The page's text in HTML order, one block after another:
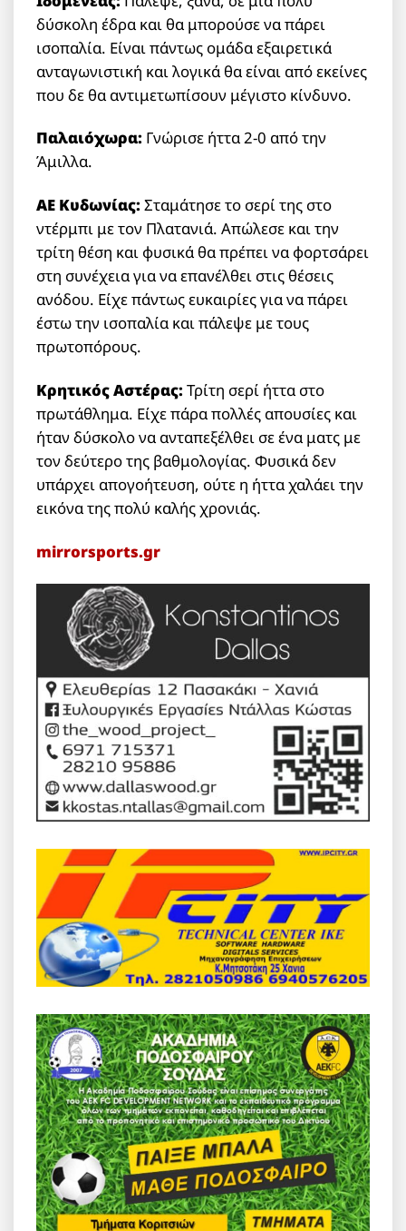
δύσκολη έδρα και θα μπορούσε να πάρει
ισοπαλία. Είναι πάντως ομάδα εξαιρετικά
ανταγωνιστική και λογικά θα είναι από εκείνες
που δε θα αντιμετωπίσουν μέγιστο κίνδυνο.
Παλαιόχωρα: Γνώρισε ήττα 2-0 από την
Άμιλλα.
ΑΕ Κυδωνίας:Σταμάτησε το σερί της στο
ντέρμπι με τον Πλατανιά. Απώλεσε και την
τρίτη θέση και φυσικά θα πρέπει να φορτσάρει
στη συνέχεια για να επανέλθει στις θέσεις
ανόδου. Είχε πάντως ευκαιρίες για να πάρει
έστω την ισοπαλία και πάλεψε με τους
πρωτοπόρους.
Κρητικός Αστέρας: Τρίτη σερί ήττα στο
πρωτάθλημα. Είχε πάρα πολλές απουσίες και
ήταν δύσκολο να ανταπεξέλθει σε ένα ματς με
τον δεύτερο της βαθμολογίας. Φυσικά δεν
υπάρχει απογοήτευση, ούτε η ήττα χαλάει την
εικόνα της πολύ καλής χρονιάς.
mirrorsports.gr